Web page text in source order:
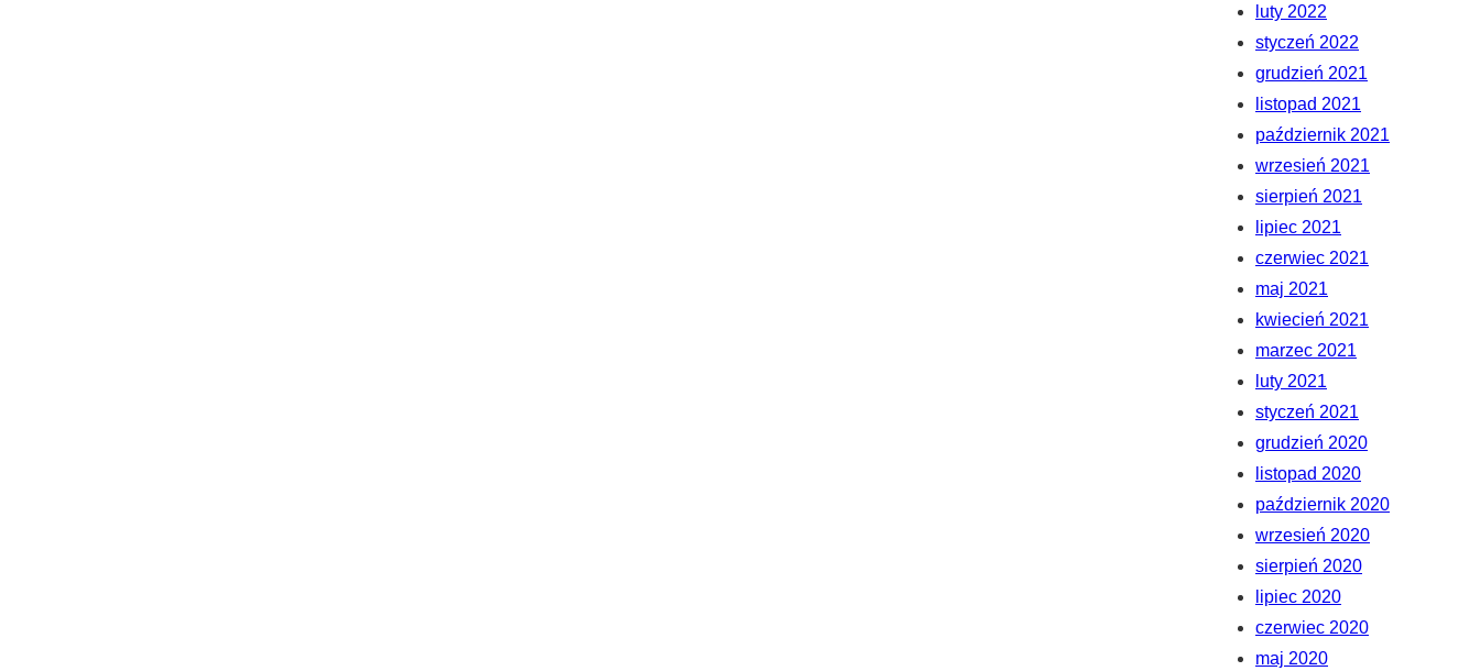
luty 2022
styczeń 2022
grudzień 2021
listopad 2021
październik 2021
wrzesień 2021
sierpień 2021
lipiec 2021
czerwiec 2021
maj 2021
kwiecień 2021
marzec 2021
luty 2021
styczeń 2021
grudzień 2020
listopad 2020
październik 2020
wrzesień 2020
sierpień 2020
lipiec 2020
czerwiec 2020
maj 2020